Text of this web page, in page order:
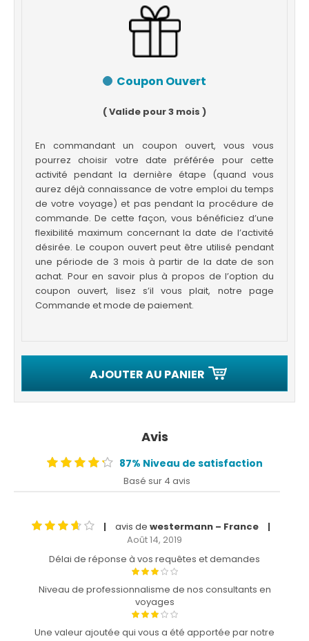
Coupon Ouvert
( Valide pour 3 mois )
En commandant un coupon ouvert, vous vous
pourrez choisir votre date préférée pour cette
activité pendant la dernière étape (quand vous
aurez déjà connaissance de votre emploi du temps
de votre voyage) et pas pendant la procédure de
commande. De cette façon, vous bénéficiez d’une
flexibilité maximum concernant la date de l’activité
désirée. Le coupon ouvert peut être utilisé pendant
une période de 3 mois à partir de la date de son
achat. Pour en savoir plus à propos de l’option du
coupon ouvert, lisez s’il vous plait, notre page
Commande et mode de paiement.
AJOUTER AU PANIER
Avis
87% Niveau de satisfaction
Basé sur 4 avis
| avis de westermann – France |
Août 14, 2019
Délai de réponse à vos requêtes et demandes
Niveau de professionnalisme de nos consultants en
voyages
Une valeur ajoutée qui vous a été apportée par notre